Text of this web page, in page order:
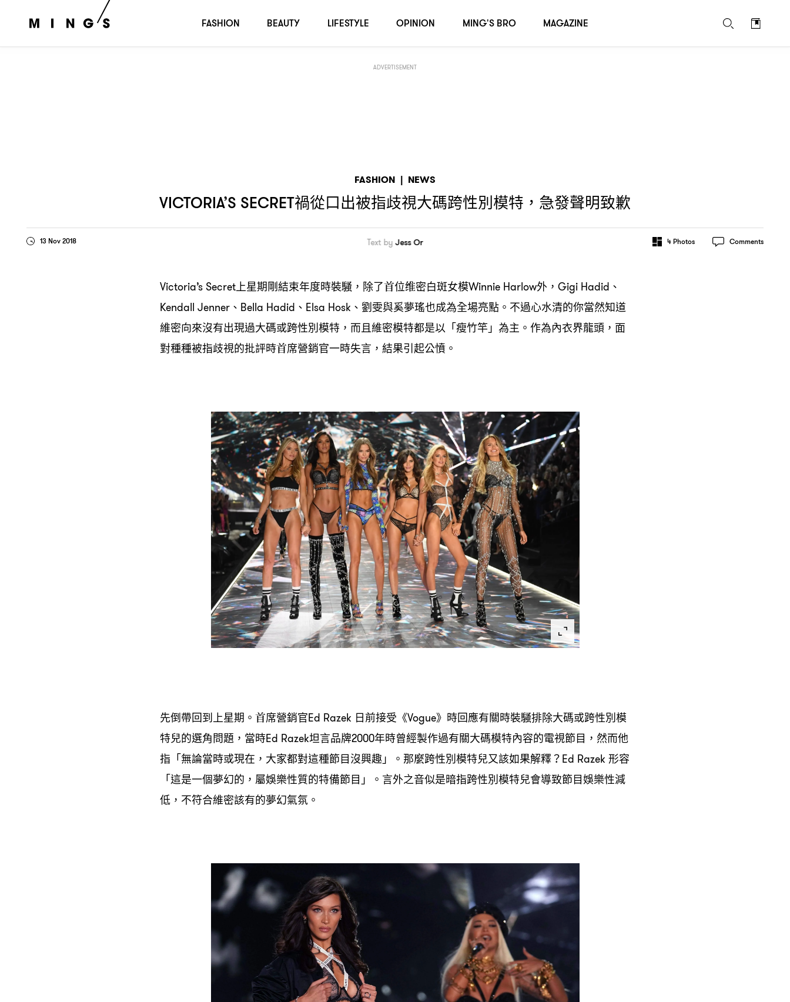
ADVERTISEMENT
FASHION | NEWS
VICTORIA’S SECRET禍從口出被指歧視大碼跨性別模特 ， 急發聲明致歉
13 Nov 2018 Text by Jess Or 4Photos Comments
Victoria’s Secret上星期剛結束年度時裝騷 ， 除了首位维密白斑女模Winnie Harlow外 ，Gigi Hadid 、
Kendall Jenner 、 Bella Hadid 、 Elsa Hosk 、劉雯與奚夢瑤也成為全場亮點。不過心水清的你當然知道
維密向來沒有出現過大碼或跨性別模特 ， 而且維密模特都是以「瘦竹竿」為主。作為內衣界龍頭 ， 面
對種種被指歧視的批評時首席營銷官一時失言 ， 結果引起公憤。
先倒帶回到上星期。首席營銷官Ed Razek 日前接受《Vogue》時回應有關時裝騷排除大碼或跨性別模
特兒的選角問題 ， 當時Ed Razek坦言品牌2000年時曾經製作過有關大碼模特內容的電視節目 ， 然而他
指「無論當時或現在 ， 大家都對這種節目沒興趣」。那麼跨性別模特兒又該如果解釋？Ed Razek 形容
「這是一個夢幻的 ， 屬娛樂性質的特備節目」。言外之音似是暗指跨性別模特兒會導致節目娛樂性減
低 ， 不符合維密該有的夢幻氣氛。
FASHION BEAUTY LIFESTYLE OPINION MING'S BRO MAGAZINE
Victoria’s Secret ，